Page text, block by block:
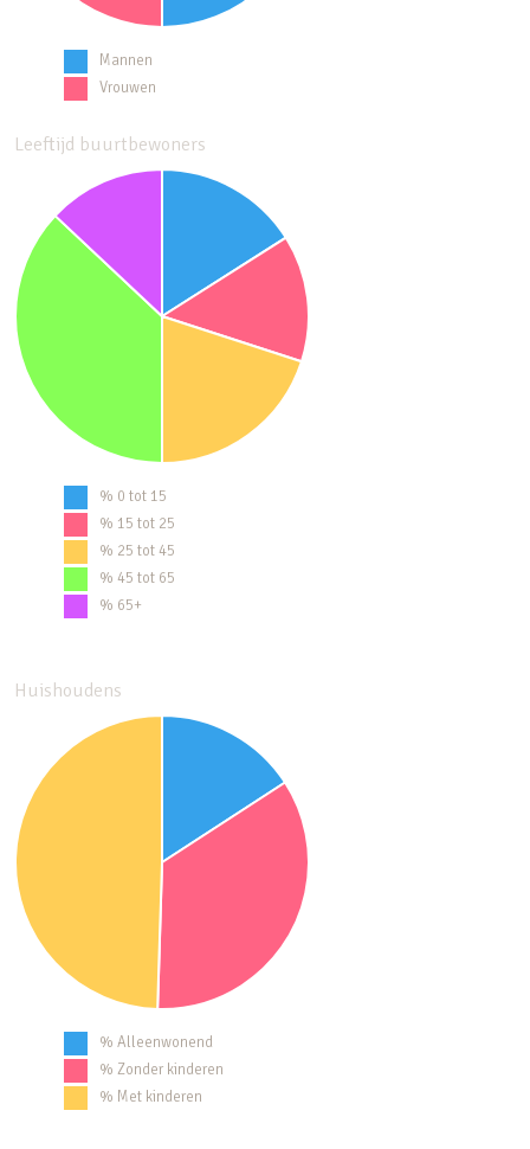
Mannen
Vrouwen
Leeftijd buurtbewoners
% 0 tot 15
% 15 tot 25
% 25 tot 45
% 45 tot 65
% 65+
Huishoudens
% Alleenwonend
% Zonder kinderen
% Met kinderen